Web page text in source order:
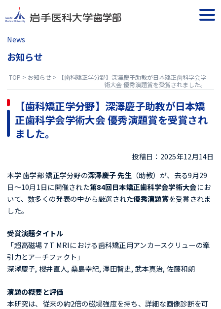
content
News
お知らせ
TOP > お知らせ>
【歯科矯正学分野】深澤慶子助教が日本矯正歯科学会学
術大会 優秀演題賞を受賞されました。
【歯科矯正学分野】深澤慶子助教が日本矯
正歯科学会学術大会 優秀演題賞を受賞され
ました。
投稿日：2025年12月14日
本学 歯学部 矯正学分野の深澤慶子 先生 （助教）が、去る9月29
日～10月1日に開催された第84回日本矯正歯科学会学術大会にお
いて、数多くの発表の中から厳選された優秀演題賞を受賞されま
した。
受賞演題タイトル
「超高磁場７T MRIにおける歯科矯正用アンカースクリューの牽
引力とアーチファクト」
深澤慶子, 櫻井直人, 桑島幸紀, 澤田智史, 武本真治, 佐藤和朗
演題の概要と評価
本研究は、従来の約2倍の磁場強度を持ち、詳細な画像診断を可